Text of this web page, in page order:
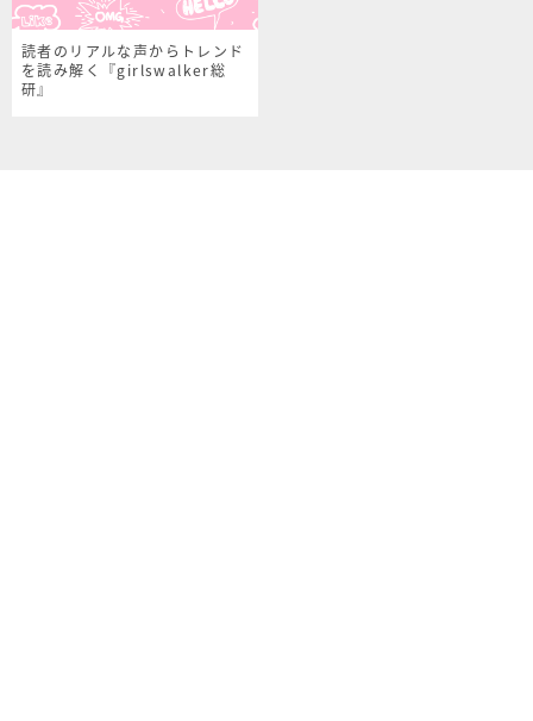
読者のリアルな声からトレンド
を読み解く『girlswalker総
研』